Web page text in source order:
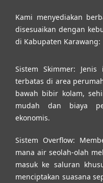
Kami menyediakan
disesuaikan dengan
di Kabupaten Karawang:
Sistem Skimmer: Jenis
terbatas di area
bawah bibir kolam,
mudah dan biaya
ekonomis.
Sistem Overflow:
mana air seolah-olah
masuk ke saluran
menciptakan suasana